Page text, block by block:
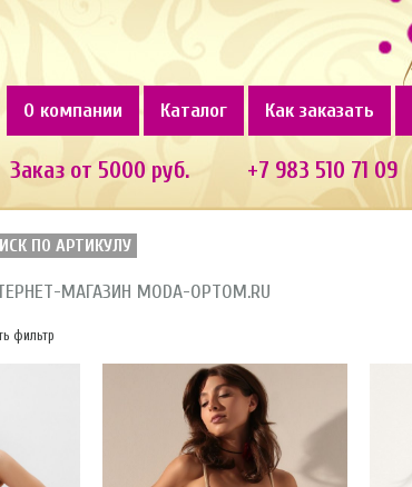
О компании Каталог Как заказать
Заказ от 5000 руб. +7 983 510 71 09
ПО АРТИКУЛУ
МАГАЗИН MODA-OPTOM.RU
фильтр